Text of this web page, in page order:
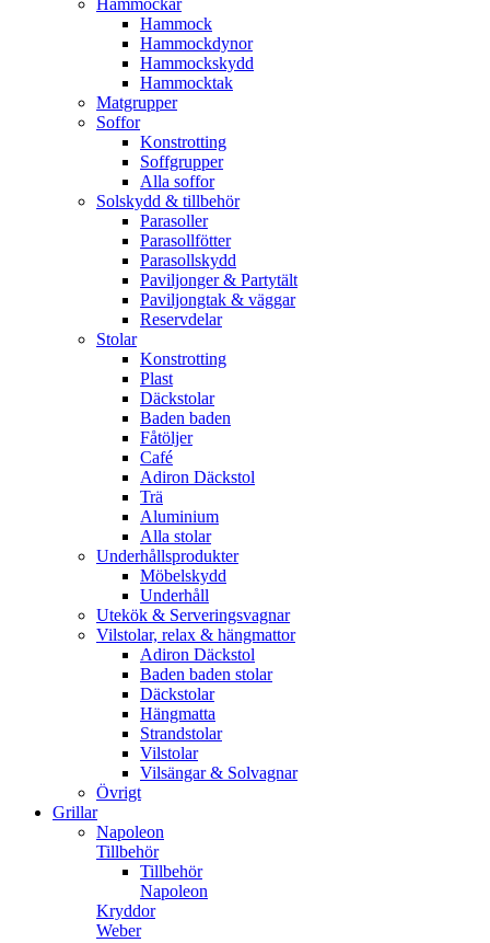
Hammockar
Hammock
Hammockdynor
Hammockskydd
Hammocktak
Matgrupper
Soffor
Konstrotting
Soffgrupper
Alla soffor
Solskydd & tillbehör
Parasoller
Parasollfötter
Parasollskydd
Paviljonger & Partytält
Paviljongtak & väggar
Reservdelar
Stolar
Konstrotting
Plast
Däckstolar
Baden baden
Fåtöljer
Café
Adiron Däckstol
Trä
Aluminium
Alla stolar
Underhållsprodukter
Möbelskydd
Underhåll
Utekök & Serveringsvagnar
Vilstolar, relax & hängmattor
Adiron Däckstol
Baden baden stolar
Däckstolar
Hängmatta
Strandstolar
Vilstolar
Vilsängar & Solvagnar
Övrigt
Grillar
Napoleon
Tillbehör
Tillbehör
Napoleon
Kryddor
Weber